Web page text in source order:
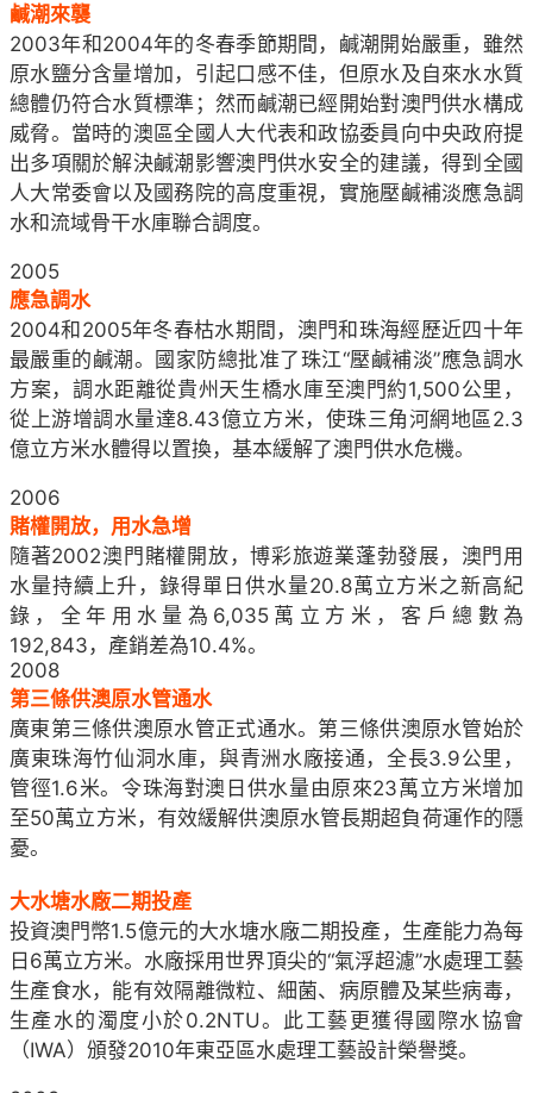
鹹潮來襲
2003年和2004年的冬春季節期間，鹹潮開始嚴重，雖然
原水鹽分含量增加，引起口感不佳，但原水及自來水水質
總體仍符合水質標準；然而鹹潮已經開始對澳門供水構成
威脅。當時的澳區全國人大代表和政協委員向中央政府提
出多項關於解決鹹潮影響澳門供水安全的建議，得到全國
人大常委會以及國務院的高度重視，實施壓鹹補淡應急調
水和流域骨干水庫聯合調度。
2005
應急調水
2004和2005年冬春枯水期間，澳門和珠海經歷近四十年
最嚴重的鹹潮。國家防總批准了珠江“壓鹹補淡”應急調水
方案，調水距離從貴州天生橋水庫至澳門約1,500公里，
從上游增調水量達8.43億立方米，使珠三角河網地區2.3
億立方米水體得以置換，基本緩解了澳門供水危機。
2006
賭權開放，用水急增
隨著2002澳門賭權開放，博彩旅遊業蓬勃發展，澳門用
水量持續上升，錄得單日供水量20.8萬立方米之新高紀
錄，全年用水量為6,035萬立方米，客戶總數為
192,843，產銷差為10.4%。
2008
第三條供澳原水管通水
廣東第三條供澳原水管正式通水。第三條供澳原水管始於
廣東珠海竹仙洞水庫，與青洲水廠接通，全長3.9公里，
管徑1.6米。令珠海對澳日供水量由原來23萬立方米增加
至50萬立方米，有效緩解供澳原水管長期超負荷運作的隱
憂。
大水塘水廠二期投產
投資澳門幣1.5億元的大水塘水廠二期投產，生產能力為每
日6萬立方米。水廠採用世界頂尖的“氣浮超濾”水處理工藝
生產食水，能有效隔離微粒、細菌、病原體及某些病毒，
生產水的濁度小於0.2NTU。此工藝更獲得國際水協會
（IWA）頒發2010年東亞區水處理工藝設計榮譽獎。